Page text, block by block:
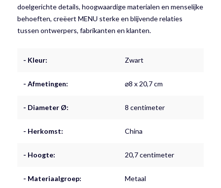
doelgerichte details, hoogwaardige materialen en menselijke
behoeften, creëert MENU sterke en blijvende relaties
tussen ontwerpers, fabrikanten en klanten.
- Kleur: Zwart
- Afmetingen: ⌀8 x 20,7 cm
- Diameter Ø: 8 centimeter
- Herkomst: China
- Hoogte: 20,7 centimeter
- Materiaalgroep: Metaal